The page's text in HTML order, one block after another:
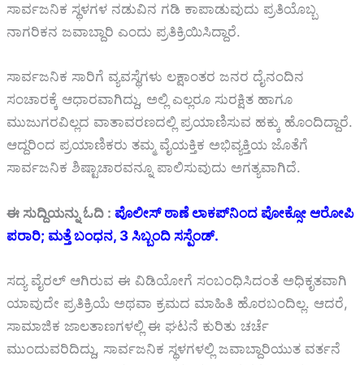
ಸಾರ್ವಜನಿಕ ಸ್ಥಳಗಳ ನಡುವಿನ ಗಡಿ ಕಾಪಾಡುವುದು ಪ್ರತಿಯೊಬ್ಬ
ನಾಗರಿಕನ ಜವಾಬ್ದಾರಿ ಎಂದು ಪ್ರತಿಕ್ರಿಯಿಸಿದ್ದಾರೆ.
ಸಾರ್ವಜನಿಕ ಸಾರಿಗೆ ವ್ಯವಸ್ಥೆಗಳು ಲಕ್ಷಾಂತರ ಜನರ ದೈನಂದಿನ
ಸಂಚಾರಕ್ಕೆ ಆಧಾರವಾಗಿದ್ದು, ಅಲ್ಲಿ ಎಲ್ಲರೂ ಸುರಕ್ಷಿತ ಹಾಗೂ
ಮುಜುಗರವಿಲ್ಲದ ವಾತಾವರಣದಲ್ಲಿ ಪ್ರಯಾಣಿಸುವ ಹಕ್ಕು ಹೊಂದಿದ್ದಾರೆ.
ಆದ್ದರಿಂದ ಪ್ರಯಾಣಿಕರು ತಮ್ಮ ವೈಯಕ್ತಿಕ ಅಭಿವ್ಯಕ್ತಿಯ ಜೊತೆಗೆ
ಸಾರ್ವಜನಿಕ ಶಿಷ್ಟಾಚಾರವನ್ನೂ ಪಾಲಿಸುವುದು ಅಗತ್ಯವಾಗಿದೆ.
ಈ ಸುದ್ದಿಯನ್ನು ಓದಿ : ಪೊಲೀಸ್ ಠಾಣೆ ಲಾಕಪ್‌ನಿಂದ ಪೋಕ್ಸೋ ಆರೋಪಿ
ಪರಾರಿ; ಮತ್ತೆ ಬಂಧನ, 3 ಸಿಬ್ಬಂದಿ ಸಸ್ಪೆಂಡ್.
ಸದ್ಯ ವೈರಲ್ ಆಗಿರುವ ಈ ವಿಡಿಯೋಗೆ ಸಂಬಂಧಿಸಿದಂತೆ ಅಧಿಕೃತವಾಗಿ
ಯಾವುದೇ ಪ್ರತಿಕ್ರಿಯೆ ಅಥವಾ ಕ್ರಮದ ಮಾಹಿತಿ ಹೊರಬಂದಿಲ್ಲ. ಆದರೆ,
ಸಾಮಾಜಿಕ ಜಾಲತಾಣಗಳಲ್ಲಿ ಈ ಘಟನೆ ಕುರಿತು ಚರ್ಚೆ
ಮುಂದುವರಿದಿದ್ದು, ಸಾರ್ವಜನಿಕ ಸ್ಥಳಗಳಲ್ಲಿ ಜವಾಬ್ದಾರಿಯುತ ವರ್ತನೆ